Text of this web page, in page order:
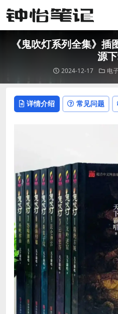
《鬼吹灯系列全集》
源
2024-12-17 电
详情介绍 常见问题